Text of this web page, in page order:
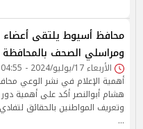
محافظ أسيوط يلتقى أعضاء
ومراسلي الصحف بالمحافظة
الأربعاء 17/يوليو/2024 - 04:55 م
أهمية الإعلام في نشر الوعي
هشام أبوالنصر أكد على أهمية
وتعريف المواطنين بالحقائق
…